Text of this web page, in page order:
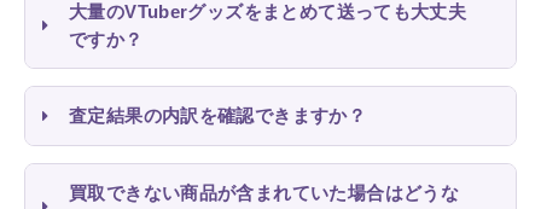
大量のVTuberグッズをまとめて送っても大丈夫
ですか？
査定結果の内訳を確認できますか？
買取できない商品が含まれていた場合はどうな